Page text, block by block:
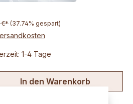
€* (37.74% gespart)
1-4 Tage
Gib den
In den Warenkorb